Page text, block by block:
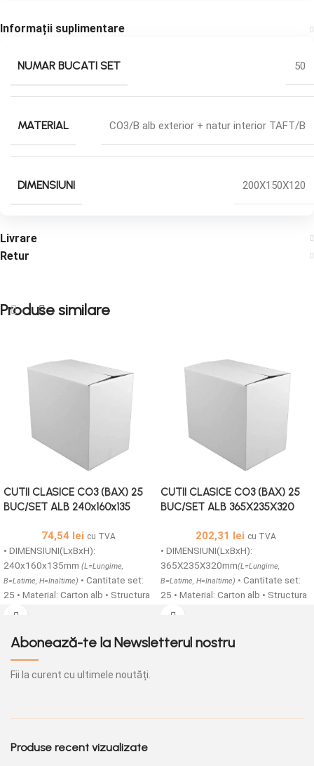
Informații suplimentare
NUMAR BUCATI SET 50
MATERIAL CO3/B alb exterior + natur interior TAFT/B
DIMENSIUNI 200X150X120
Livrare
Retur
Produse similare
CUTII CLASICE CO3 (BAX) 25
BUC/SET ALB 240x160x135
74,54 lei cu TVA
• DIMENSIUNI(LxBxH):
240x160x135mm (L=Lungime,
B=Latime, H=Inaltime) • Cantitate set:
25 • Material: Carton alb • Structura
carton: CO3 TAFT/B • Cutii carton
usoare, compuse din 2 straturi
Acestea va sunt oferite intr-o gama
de dimensiuni foarte variate. Cutiile
foarte rentabila de ambalaj pentru a
CUTII CLASICE CO3 (BAX) 25
BUC/SET ALB 365X235X320
202,31 lei cu TVA
• DIMENSIUNI(LxBxH):
365X235X320mm(L=Lungime,
B=Latime, H=Inaltime) • Cantitate set:
25 • Material: Carton alb • Structura
carton: CO3 TAFT/B • Cutii carton
usoare, compuse din 2 straturi
Abonează-te la Newsletterul nostru
Fii la curent cu ultimele noutăți.
Produse recent vizualizate